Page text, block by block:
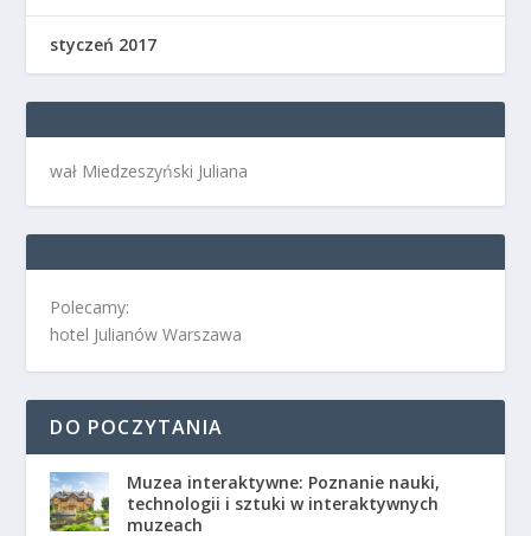
styczeń 2017
wał Miedzeszyński Juliana
Polecamy:
hotel Julianów Warszawa
DO POCZYTANIA
Muzea interaktywne: Poznanie nauki,
technologii i sztuki w interaktywnych
muzeach